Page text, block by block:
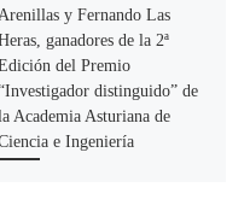
Arenillas y Fernando Las
ganadores de la 2ª
del Premio
distinguido” de
Academia Asturiana de
e Ingeniería